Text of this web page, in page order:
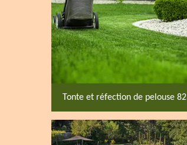
Tonte et réfection de pelouse 82